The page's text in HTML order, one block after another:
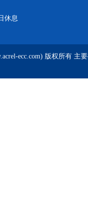
休息
ecc.com) 版权所有 主